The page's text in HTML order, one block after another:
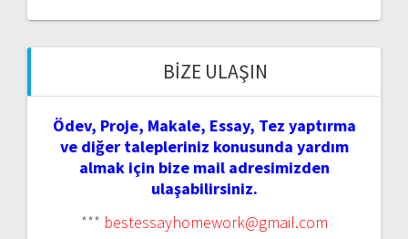
BIZE ULAŞIN
Ödev, Proje, Makale, Essay, Tez yaptırma
ve diğer talepleriniz konusunda yardım
almak için bize mail adresimizden
ulaşabilirsiniz.
*** bestessayhomework@gmail.com